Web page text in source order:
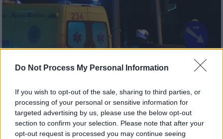
Do Not Process My Personal Information
If you wish to opt-out of the sale, sharing to third parties, or
processing of your personal or sensitive information for
targeted advertising by us, please use the below opt-out
section to confirm your selection. Please note that after your
opt-out request is processed you may continue seeing
ΕΚΑΒ/ΙΝΤΙΜΕ
Προσθέστε το ΕΘΝΟΣ στη Google